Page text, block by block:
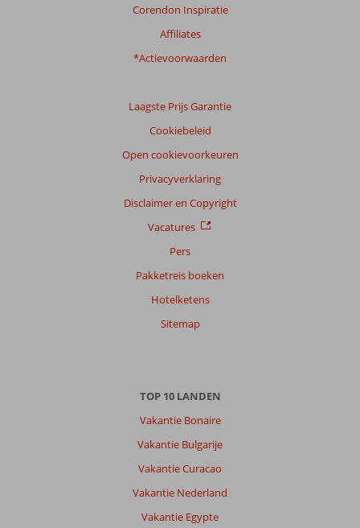
Corendon Inspiratie
Affiliates
*Actievoorwaarden
Laagste Prijs Garantie
Cookiebeleid
Open cookievoorkeuren
Privacyverklaring
Disclaimer en Copyright
Vacatures
Pers
Pakketreis boeken
Hotelketens
Sitemap
TOP 10 LANDEN
Vakantie Bonaire
Vakantie Bulgarije
Vakantie Curacao
Vakantie Nederland
Vakantie Egypte